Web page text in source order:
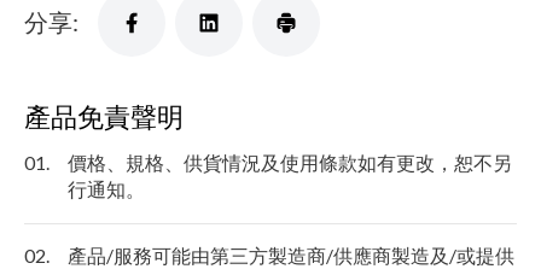
分享:
產品免責聲明
01.
價格、規格、供貨情況及使用條款如有更改，恕不另
行通知。
02.
產品/服務可能由第三方製造商/供應商製造及/或提供